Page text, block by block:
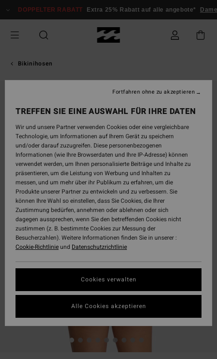
zur
springen
DOPPELTER RABATT Extra 25% Rabatt auf alle angebote* Damen
Bikinihosen
TREFFEN SIE EINE AUSWAHL FÜR IHRE DATEN
Wir und unsere Partner verwenden Cookies oder eine vergleichbare
Technologie, um Informationen auf Ihrem Gerät zu speichern
und/oder darauf zuzugreifen. Diese personenbezogenen
Informationen (wie Ihre Browserdaten und Ihre IP-Adresse) können
verwendet werden, um Ihnen personalisierte Beiträge und Inhalte zu
präsentieren, um die Leistung von Werbung und Inhalten zu
messen, und um mehr über ihr Publikum zu erfahren, um die
Produkte unserer Partner zu entwickeln und zu verbessern. Sie
können Ihre Wahl so einstellen, dass Sie Cookies, die Ihrer
Zustimmung bedürfen, annehmen oder ablehnen oder sich
dagegen aussprechen, wenn Sie den betreffenden Cookies nicht
zustimmen (z. B. bestimmte Cookies zur Messung der
Besucherzahlen). Weitere Informationen finden Sie in unserer :
Cookie-Richtlinieund Datenschutzrichtlinie
Cookies verwalten
Fortfahren ohne zu akzeptieren
Alle Cookies akzeptieren